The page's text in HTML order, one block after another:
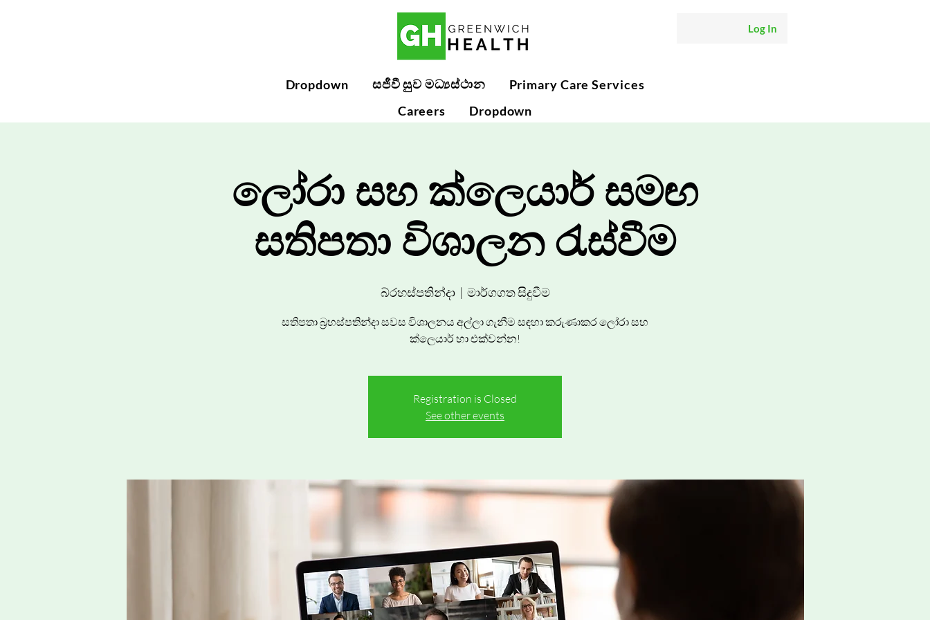
Log In
Dropdown සජීවී සුව මධ්‍යස්ථාන
Primary Care Services
Careers
Dropdown
ලෝරා සහ ක්ලෙයාර් සමඟ
සතිපතා විශාලන රැස්වීම
බ්රහස්පතින්දා
  |
මාර්ගගත සිදුවීම
සතිපතා බ්‍රහස්පතින්දා සවස විශාලනය අල්ලා ගැනීම සඳහා කරුණාකර ලෝරා සහ
ක්ලෙයාර් හා එක්වන්න!
Registration is Closed
See other events